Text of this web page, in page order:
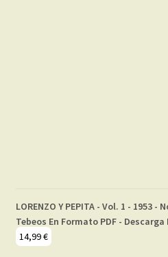
LORENZO Y PEPITA - Vol. 1 - 1953 -
Tebeos En Formato PDF -
14,99€